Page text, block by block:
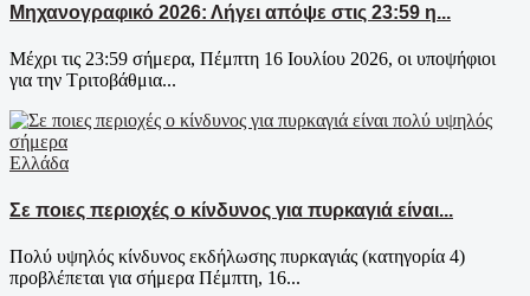
Μηχανογραφικό 2026: Λήγει απόψε στις 23:59 η...
Μέχρι τις 23:59 σήμερα, Πέμπτη 16 Ιουλίου 2026, οι υποψήφιοι
για την Τριτοβάθμια...
Ελλάδα
Σε ποιες περιοχές ο κίνδυνος για πυρκαγιά είναι...
Πολύ υψηλός κίνδυνος εκδήλωσης πυρκαγιάς (κατηγορία 4)
προβλέπεται για σήμερα Πέμπτη, 16...